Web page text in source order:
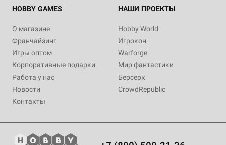
HOBBY GAMES
О магазине
Франчайзинг
Игры оптом
Корпоративные подарки
Работа у нас
Новости
Контакты
НАШИ ПРОЕКТЫ
Hobby World
Игрокон
Warforge
Мир фантастики
Берсерк
CrowdRepublic